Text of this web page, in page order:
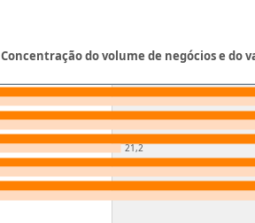
21,2
Concentração do volume de negócios e do